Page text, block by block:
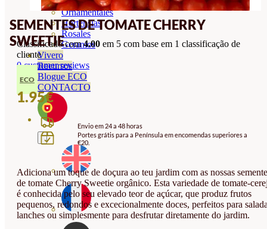
Ornamentales
Hortensias
Rosales
Geranios
Vivero
Recursos
Blogue ECO
CONTACTO
SEMENTES DE TOMATE CHERRY
SWEETIE
Classificado com4.00 em 5 com base em 1 classificação de
cliente
0customer reviews
ECO
1.95€
Envio em 24 a 48 horas
Portes grátis para a Península em encomendas superiores a
€20.
Adiciona um toque de doçura ao teu jardim com as nossas
de tomate Cherry Sweetie orgânico. Esta variedade de tomate-
é conhecida pelo seu elevado teor de açúcar, que produz frutos
pequenos, redondos e excecionalmente doces, perfeitos para
lanches ou simplesmente para desfrutar diretamente do jardim.